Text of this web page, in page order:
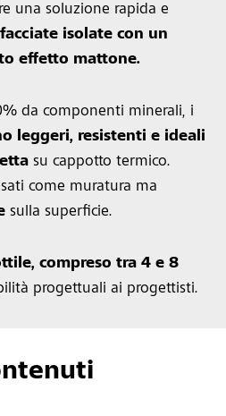
una soluzione rapida e
facciate isolate con un
effetto mattone.
da componenti minerali, i
leggeri, resistenti e ideali
su cappotto termico.
come muratura ma
sulla superficie.
compreso tra 4 e 8
progettuali ai progettisti.